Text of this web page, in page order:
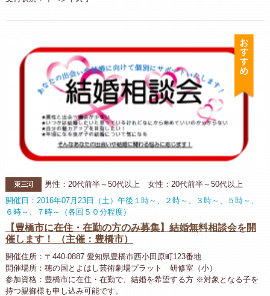
東三河
男性：20代前半～50代以上 女性：20代前半～50代以上
開催日：2016年07月23日（土）午後１時～、２時～、３時～、５時～、
６時～、７時～（各回５０分程度）
【豊橋市に在住・在勤の方のみ募集】結婚無料相談会を開
催します！ （主催：豊橋市）
開催住所：〒440-0887 愛知県豊橋市西小田原町123番地
開催場所：穂の国とよはし芸術劇場プラット 研修室（小）
参加資格：豊橋市に在住・在勤で、結婚を希望する方 ※対象となる子を
持つ親御様も申し込み可能です。